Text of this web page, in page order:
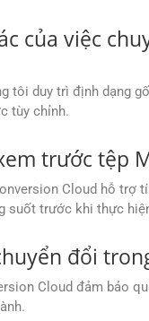
của việc
tôi duy trì định dạng
tùy chỉnh.
trước tệp
Cloud hỗ trợ
suốt trước khi thực
đổi
Cloud đảm bảo